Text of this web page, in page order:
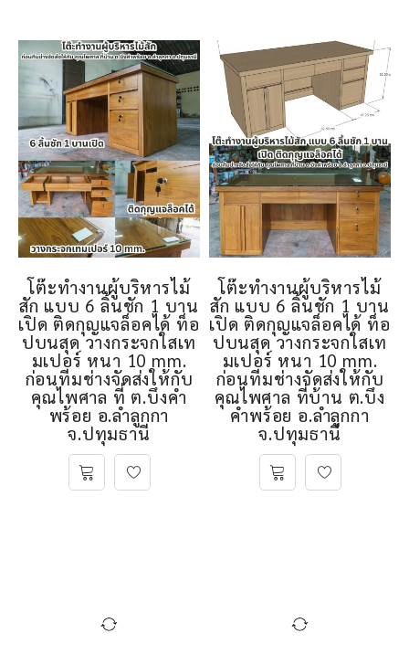
โต๊ะทำงานผู้บริหารไม้
สัก แบบ 6 ลิ้นชัก 1 บาน
เปิด ติดกุญแจล็อคได้ ท็อ
ปบนสุด วางกระจกใสเท
มเปอร์ หนา 10 mm.
ก่อนทีมช่างจัดส่งให้กับ
คุณไพศาล ที่ ต.บึงคำ
พร้อย อ.ลำลูกกา
จ.ปทุมธานี
โต๊ะทำงานผู้บริหารไม้
สัก แบบ 6 ลิ้นชัก 1 บาน
เปิด ติดกุญแจล็อคได้ ท็อ
ปบนสุด วางกระจกใสเท
มเปอร์ หนา 10 mm.
ก่อนทีมช่างจัดส่งให้กับ
คุณไพศาล ที่บ้าน ต.บึง
คำพร้อย อ.ลำลูกกา
จ.ปทุมธานี